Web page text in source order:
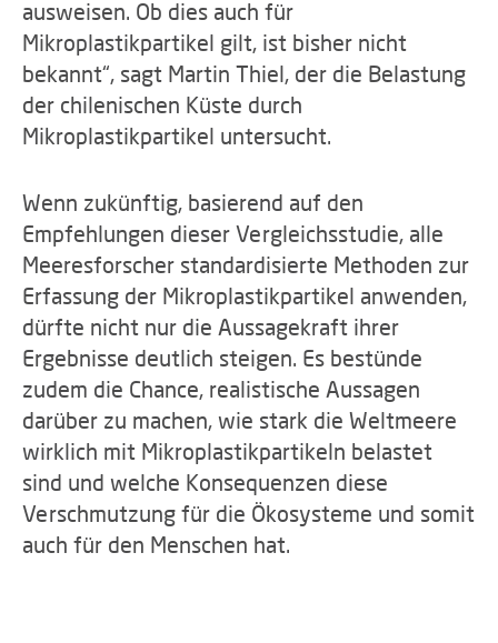
ausweisen. Ob dies auch für
Mikroplastikpartikel gilt, ist bisher nicht
bekannt“, sagt Martin Thiel, der die Belastung
der chilenischen Küste durch
Mikroplastikpartikel untersucht.
Wenn zukünftig, basierend auf den
Empfehlungen dieser Vergleichsstudie, alle
Meeresforscher standardisierte Methoden zur
Erfassung der Mikroplastikpartikel anwenden,
dürfte nicht nur die Aussagekraft ihrer
Ergebnisse deutlich steigen. Es bestünde
zudem die Chance, realistische Aussagen
darüber zu machen, wie stark die Weltmeere
wirklich mit Mikroplastikpartikeln belastet
sind und welche Konsequenzen diese
Verschmutzung für die Ökosysteme und somit
auch für den Menschen hat.